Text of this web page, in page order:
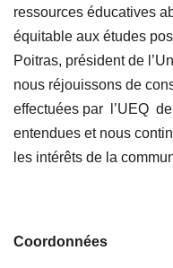
ressources éducatives
équitable aux études
Poitras, président de
nous réjouissons de
effectuées par l’UEQ
entendues et nous
les intérêts de la
Coordonnées